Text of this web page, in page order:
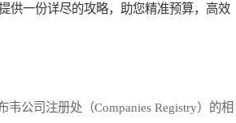
供一份详尽的攻略，助您精准预算，高效
公司注册处（Companies Registry）的相